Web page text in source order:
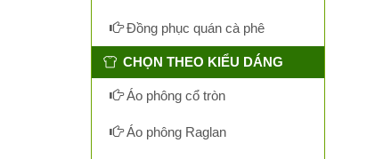
Đồng phục quán cà phê
CHỌN THEO KIỂU DÁNG
Áo phông cổ tròn
Áo phông Raglan